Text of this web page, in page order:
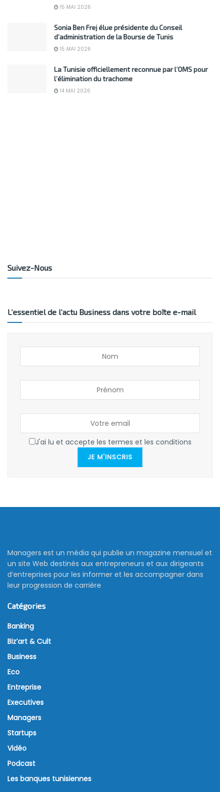
15 MAI 2026
Sonia Ben Frej élue présidente du Conseil
d’administration de la Bourse de Tunis
15 MAI 2026
La Tunisie officiellement reconnue par l’OMS pour
l’élimination du trachome
14 MAI 2026
Suivez-Nous
L’essentiel de l’actu Business dans votre boîte e-mail
J'ai lu et accepte les termes et les conditions
JE M'INSCRIS
Managers est un média qui publie un magazine mensuel et
un site Web destinés aux entrepreneurs et aux dirigeants
d’entreprises pour les informer et les accompagner dans
leur progression de carrière
Catégories
Banking
Biz’art & Cult
Business
Eco
Entreprise
Executives
Managers
Startups
Vidéo
Podcast
Les banques tunisiennes